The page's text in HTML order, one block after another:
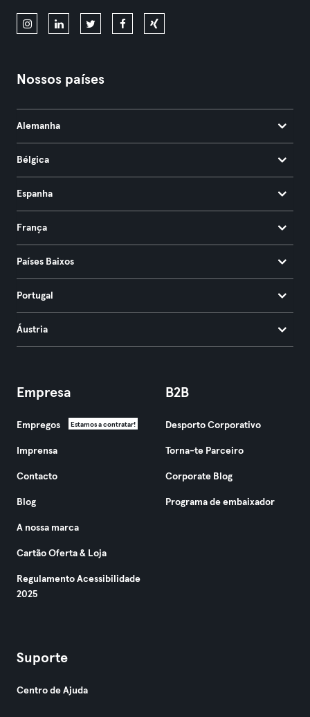
Nossos países
Alemanha
Bélgica
Espanha
França
Países Baixos
Portugal
Áustria
Empresa
Empregos Estamos a contratar!
Imprensa
Contacto
Blog
A nossa marca
Cartão Oferta & Loja
Regulamento Acessibilidade
2025
B2B
Desporto Corporativo
Torna-te Parceiro
Corporate Blog
Programa de embaixador
Suporte
Centro de Ajuda